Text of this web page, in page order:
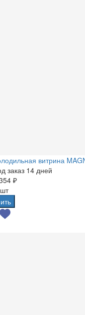
витрина
заказ 14 дней
₽